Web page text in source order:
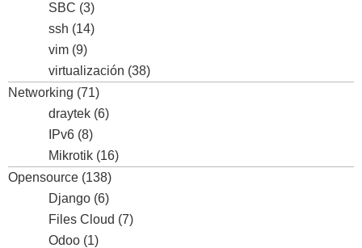
SBC (3)
ssh (14)
vim (9)
virtualización (38)
Networking (71)
draytek (6)
IPv6 (8)
Mikrotik (16)
Opensource (138)
Django (6)
Files Cloud (7)
Odoo (1)